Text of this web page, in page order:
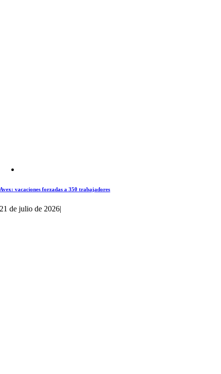
Avex: vacaciones forzadas a 350 trabajadores
21 de julio de 2026|